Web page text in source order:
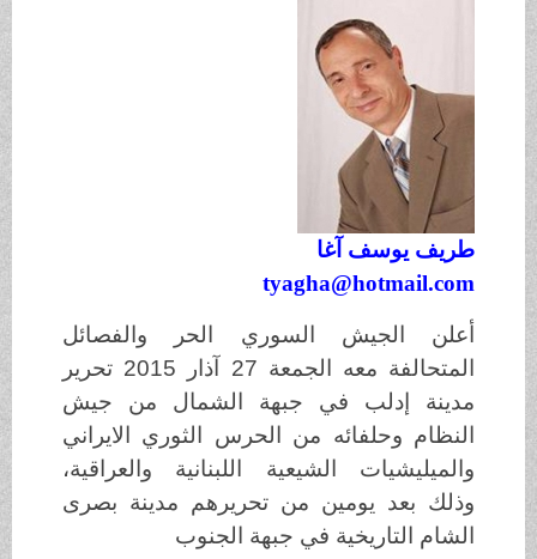
طريف يوسف آغا
tyagha@hotmail.com
أعلن الجيش السوري الحر والفصائل
المتحالفة معه الجمعة 27 آذار 2015 تحرير
مدينة إدلب في جبهة الشمال من جيش
النظام وحلفائه من الحرس الثوري الايراني
والميليشيات الشيعية اللبنانية والعراقية،
وذلك بعد يومين من تحريرهم مدينة بصرى
الشام التاريخية في جبهة الجنوب